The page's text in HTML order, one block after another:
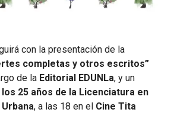
con la presentación de la
completas y otros escritos”
de la Editorial EDUNLa, y un
25 años de la Licenciatura en
, a las 18 en el Cine Tita